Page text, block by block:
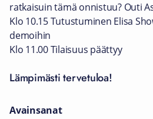
ratkaisuin tämä onnistuu? Outi
Klo 10.15 Tutustuminen Elisa
demoihin
Klo 11.00 Tilaisuus päättyy
Lämpimästi tervetuloa!
Avainsanat